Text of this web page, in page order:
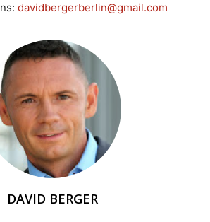
davidbergerberlin@gmail.com
DAVID BERGER